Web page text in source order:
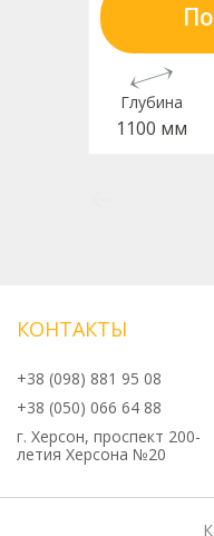
Глубина
1100 мм
КОНТАКТЫ
+38 (098) 881 95 08
+38 (050) 066 64 88
г. Херсон, проспект 200-
летия Херсона №20